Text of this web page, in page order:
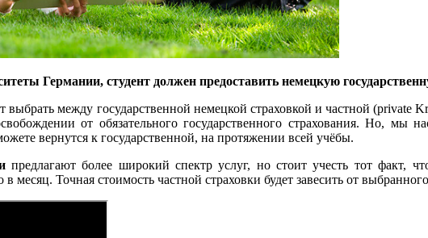
Германии, студент должен предоставить немецкую
выбрать между государственной немецкой страховкой и частной (private
от обязательного государственного страхования. Но, мы
вернутся к государственной, на протяжении всей учёбы.
предлагают более широкий спектр услуг, но стоит учесть тот факт,
месяц. Точная стоимость частной страховки будет завесить от